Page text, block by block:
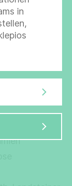
mit denen wir
abklären
in